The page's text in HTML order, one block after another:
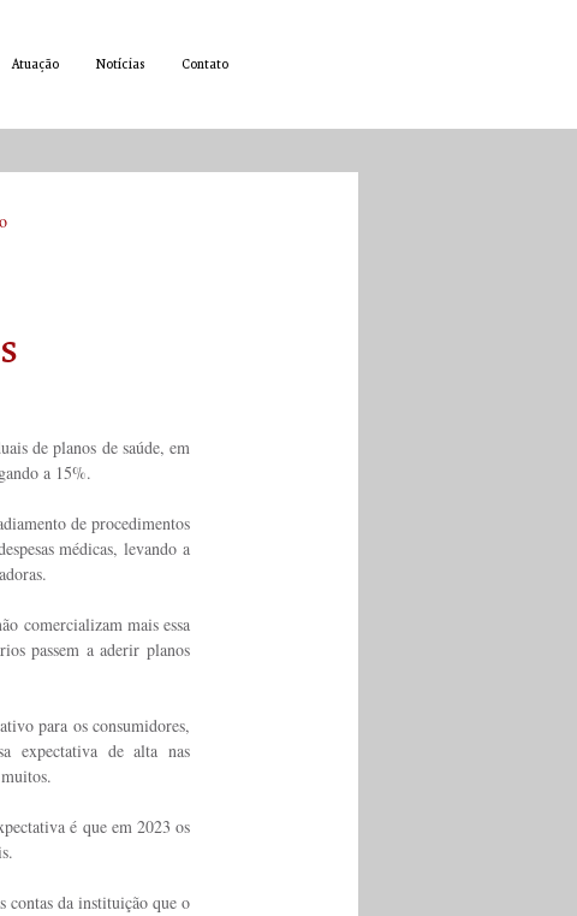
Atuação Notícias Contato
de planos de saúde, em
a 15%.
de procedimentos
médicas, levando a
comercializam mais essa
passem a aderir planos
para os consumidores,
expectativa de alta nas
é que em 2023 os
contas da instituição que o